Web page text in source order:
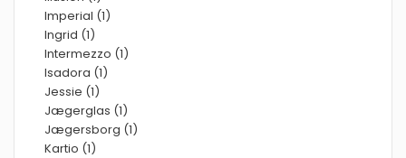
Imperial (1)
Ingrid (1)
Intermezzo (1)
Isadora (1)
Jessie (1)
Jægerglas (1)
Jægersborg (1)
Kartio (1)